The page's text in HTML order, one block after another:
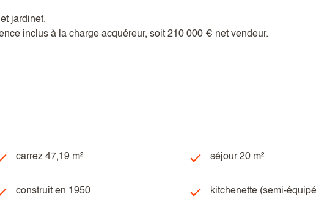
jardinet.
inclus à la charge acquéreur, soit 210 000 € net vendeur.
carrez 47,19 m² séjour 20 m²
construit en 1950 kitchenette (semi-